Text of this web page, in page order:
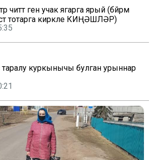
читтә генә учак ягарга ярый (бәйрәм
тотарга кирәкле КИҢӘШЛӘР)
таралу куркынычы булган урыннар